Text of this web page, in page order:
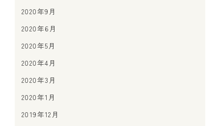
2020年9月
2020年6月
2020年5月
2020年4月
2020年3月
2020年1月
2019年12月